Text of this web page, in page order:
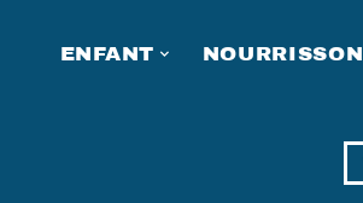
ENFANT NOURRISSON